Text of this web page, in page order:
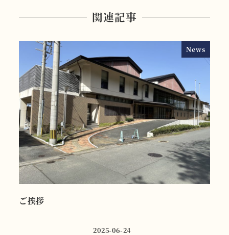
関連記事
News
ご挨拶
2025-06-24